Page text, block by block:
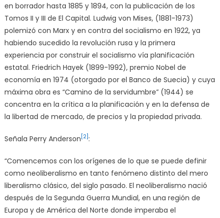
en borrador hasta 1885 y 1894, con la publicación de los
Tomos II y III de El Capital. Ludwig von Mises, (1881-1973)
polemizó con Marx y en contra del socialismo en 1922, ya
habiendo sucedido la revolución rusa y la primera
experiencia por construir el socialismo vía planificación
estatal. Friedrich Hayek (1899-1992), premio Nobel de
economía en 1974 (otorgado por el Banco de Suecia) y cuya
máxima obra es “Camino de la servidumbre” (1944) se
concentra en la crítica a la planificación y en la defensa de
la libertad de mercado, de precios y la propiedad privada.
Señala Perry Anderson [2] :
“Comencemos con los orígenes de lo que se puede definir
como neoliberalismo en tanto fenómeno distinto del mero
liberalismo clásico, del siglo pasado. El neoliberalismo nació
después de la Segunda Guerra Mundial, en una región de
Europa y de América del Norte donde imperaba el